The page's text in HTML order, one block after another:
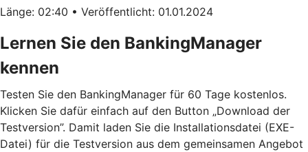
Länge: 02:40 • Veröffentlicht: 01.01.2024
Lernen Sie den BankingManager
kennen
Testen Sie den BankingManager für 60 Tage kostenlos.
Klicken Sie dafür einfach auf den Button „Download der
Testversion”. Damit laden Sie die Installationsdatei (EXE-
Datei) für die Testversion aus dem gemeinsamen Angebot